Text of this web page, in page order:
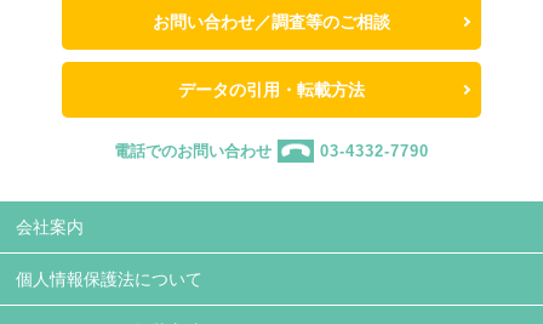
お問い合わせ／調査等のご相談
データの引用・転載方法
電話でのお問い合わせ 03-4332-7790
会社案内
個人情報保護法について